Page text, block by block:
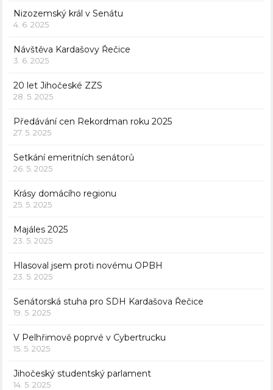
Nizozemský král v Senátu
4. 6. 2025
Návštěva Kardašovy Řečice
3. 6. 2025
20 let Jihočeské ZZS
28. 5. 2025
Předávání cen Rekordman roku 2025
27. 5. 2025
Setkání emeritních senátorů
26. 5. 2025
Krásy domácího regionu
25. 5. 2025
Majáles 2025
23. 5. 2025
Hlasoval jsem proti novému OPBH
23. 5. 2025
Senátorská stuha pro SDH Kardašova Řečice
19. 5. 2025
V Pelhřimově poprvé v Cybertrucku
15. 5. 2025
Jihočeský studentský parlament
14. 5. 2025